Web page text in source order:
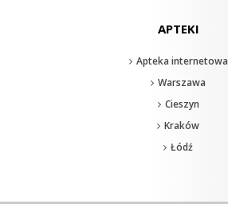
APTEKI
Apteka internetowa
Warszawa
Cieszyn
Kraków
Łódź